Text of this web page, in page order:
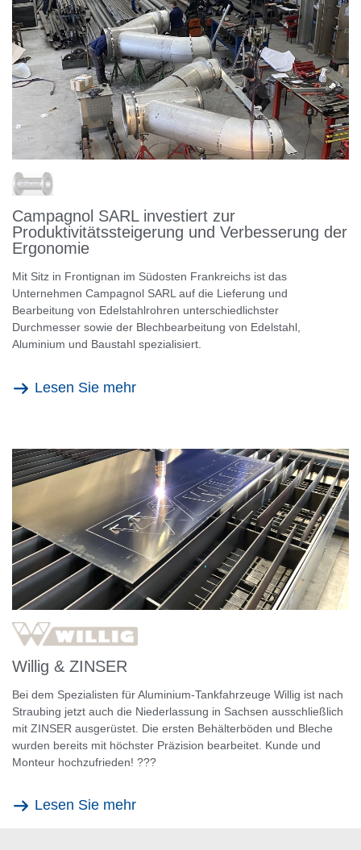
Campagnol SARL investiert zur
Produktivitätssteigerung und Verbesserung der
Ergonomie
Mit Sitz in Frontignan im Südosten Frankreichs ist das
Unternehmen Campagnol SARL auf die Lieferung und
Bearbeitung von Edelstahlrohren unterschiedlichster
Durchmesser sowie der Blechbearbeitung von Edelstahl,
Aluminium und Baustahl spezialisiert.
Lesen Sie mehr
Willig & ZINSER
Bei dem Spezialisten für Aluminium-Tankfahrzeuge Willig ist nach
Straubing jetzt auch die Niederlassung in Sachsen ausschließlich
mit ZINSER ausgerüstet. Die ersten Behälterböden und Bleche
wurden bereits mit höchster Präzision bearbeitet. Kunde und
Monteur hochzufrieden! ???
Lesen Sie mehr